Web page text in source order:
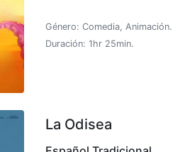
Género: Comedia, Animación.
Duración: 1hr 25min.
La Odisea